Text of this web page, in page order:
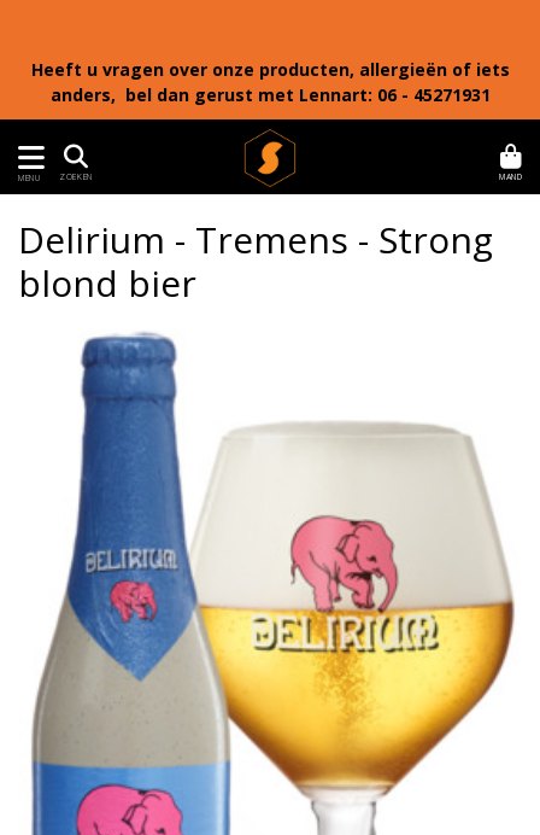
Heeft u vragen over onze producten, allergieën of iets
anders, bel dan gerust met Lennart: 06 - 45271931
MENU ZOEKEN MAND
Delirium - Tremens - Strong
blond bier